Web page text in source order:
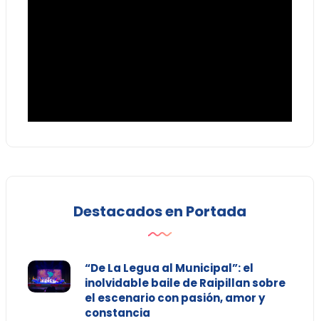
Destacados en Portada
“De La Legua al Municipal”: el
inolvidable baile de Raipillan sobre
el escenario con pasión, amor y
constancia